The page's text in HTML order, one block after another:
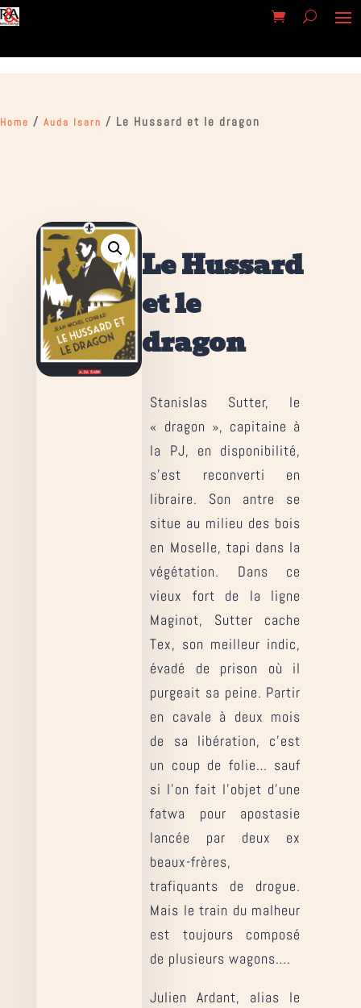
Home / Auda Isarn / Le Hussard et le dragon
Le Hussard
et le
dragon
Stanislas Sutter, le
« dragon », capitaine à
la PJ, en disponibilité,
s’est reconverti en
libraire. Son antre se
situe au milieu des bois
en Moselle, tapi dans la
végétation. Dans ce
vieux fort de la ligne
Maginot, Sutter cache
Tex, son meilleur indic,
évadé de prison où il
purgeait sa peine. Partir
en cavale à deux mois
de sa libération, c’est
un coup de folie… sauf
si l’on fait l’objet d’une
fatwa pour apostasie
lancée par deux ex
beaux-frères,
trafiquants de drogue.
Mais le train du malheur
est toujours composé
de plusieurs wagons….
Julien Ardant, alias le